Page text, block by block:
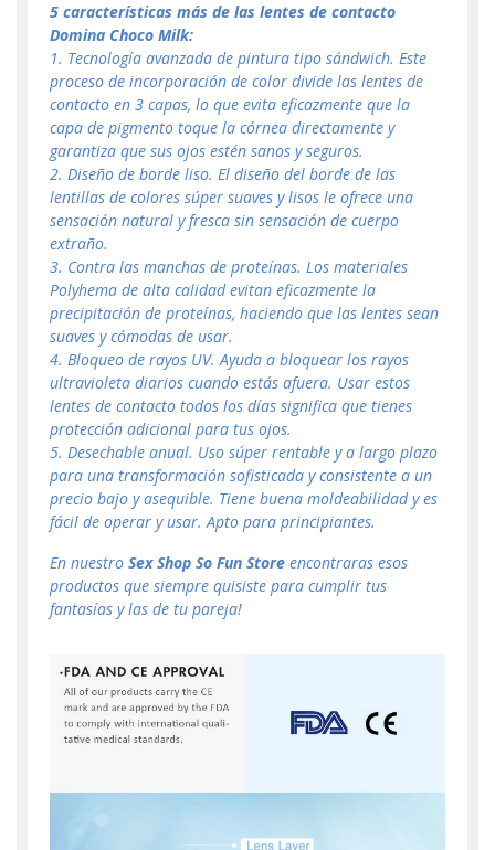
5 características más de las lentes de contacto
Domina Choco Milk:
1. Tecnología avanzada de pintura tipo sándwich. Este
proceso de incorporación de color divide las lentes de
contacto en 3 capas, lo que evita eficazmente que la
capa de pigmento toque la córnea directamente y
garantiza que sus ojos estén sanos y seguros.
2. Diseño de borde liso. El diseño del borde de las
lentillas de colores súper suaves y lisos le ofrece una
sensación natural y fresca sin sensación de cuerpo
extraño.
3. Contra las manchas de proteínas. Los materiales
Polyhema de alta calidad evitan eficazmente la
precipitación de proteínas, haciendo que las lentes sean
suaves y cómodas de usar.
4. Bloqueo de rayos UV. Ayuda a bloquear los rayos
ultravioleta diarios cuando estás afuera. Usar estos
lentes de contacto todos los días significa que tienes
protección adicional para tus ojos.
5. Desechable anual. Uso súper rentable y a largo plazo
para una transformación sofisticada y consistente a un
precio bajo y asequible. Tiene buena moldeabilidad y es
fácil de operar y usar. Apto para principiantes.
En nuestro Sex Shop So Fun Store encontraras esos
productos que siempre quisiste para cumplir tus
fantasías y las de tu pareja!